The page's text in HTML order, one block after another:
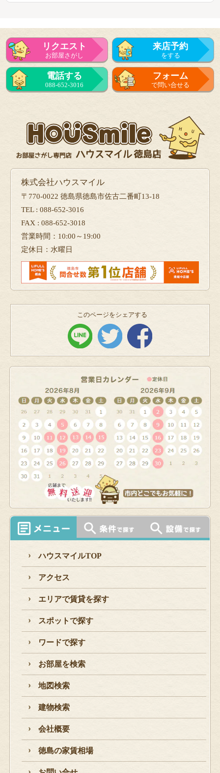
リクエスト
お部屋さがし
来店予約
をする
電話する
088-652-3016
フォーム
で問い合せる
株式会社ハウスマイル
〒770-0022 徳島県徳島市佐古二番町13-18
TEL : 088-652-3016
FAX : 088-652-3018
営業時間：10:00～19:00
定休日：水曜日
このページをシェアする
ハウスマイルTOP
アクセス
エリアで賃貸を探す
スポットで探す
ワードで探す
お部屋を検索
地図検索
建物検索
会社概要
徳島の家賃相場